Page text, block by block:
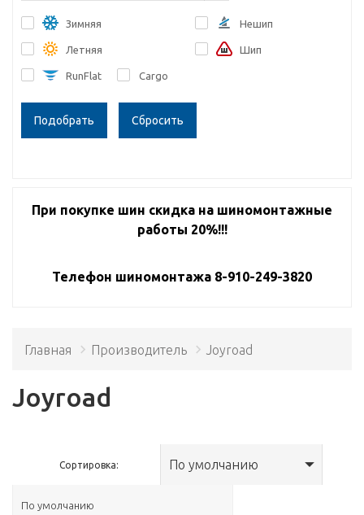
Зимняя
Летняя
RunFlat Cargo
Нешип
Шип
Сбросить
При покупке шин скидка на шиномонтажные
работы 20%!!!
Телефон шиномонтажа 8-910-249-3820
Главная Производитель Joyroad
Joyroad
Сортировка: По умолчанию